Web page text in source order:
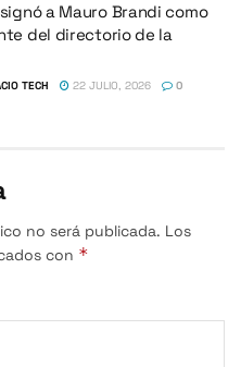
a Mauro Brandi como
del directorio de la
TECH 22 JULIO, 2026 0
no será publicada. Los
con *